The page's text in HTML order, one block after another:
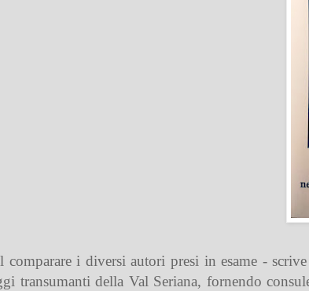
comparare i diversi autori presi in esame -
transumanti della Val Seriana, fornendo